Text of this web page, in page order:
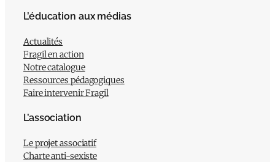
L’éducation aux médias
Actualités
Fragil en action
Notre catalogue
Ressources pédagogiques
Faire intervenir Fragil
L’association
Le projet associatif
Charte anti-sexiste